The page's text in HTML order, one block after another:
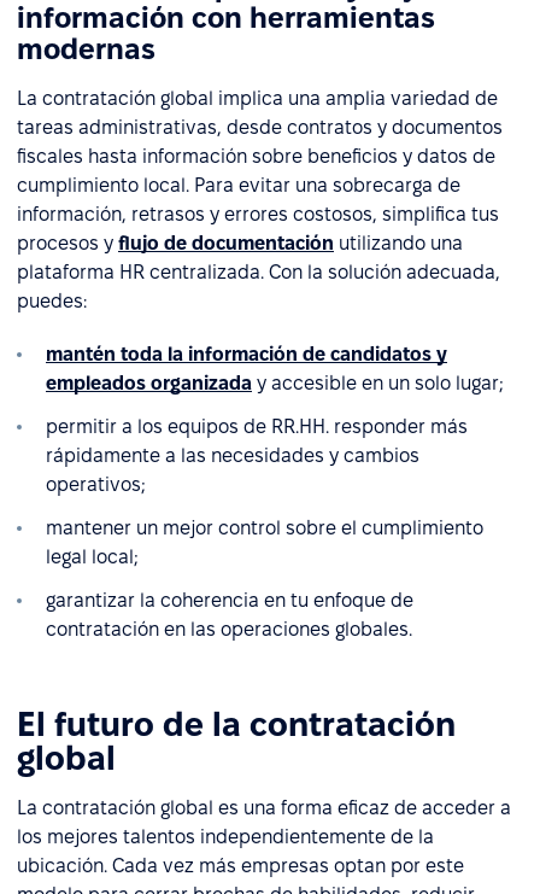
información con herramientas
modernas
La contratación global implica una amplia variedad de
tareas administrativas, desde contratos y documentos
fiscales hasta información sobre beneficios y datos de
cumplimiento local. Para evitar una sobrecarga de
información, retrasos y errores costosos, simplifica tus
procesos y flujo de documentación utilizando una
plataforma HR centralizada. Con la solución adecuada,
puedes:
mantén toda la información de candidatos y
empleados organizada y accesible en un solo lugar;
permitir a los equipos de RR.HH. responder más
rápidamente a las necesidades y cambios
operativos;
mantener un mejor control sobre el cumplimiento
legal local;
garantizar la coherencia en tu enfoque de
contratación en las operaciones globales.
El futuro de la contratación
global
La contratación global es una forma eficaz de acceder a
los mejores talentos independientemente de la
ubicación. Cada vez más empresas optan por este